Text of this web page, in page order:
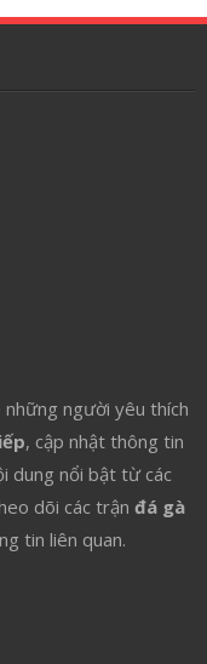
người yêu thích
, cập nhật thông tin
dung nổi bật từ các
dõi các trận đá gà
tin liên quan.